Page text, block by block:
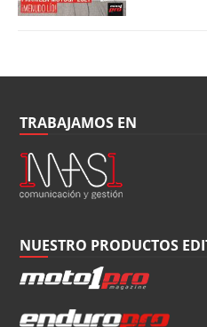
TRABAJAMOS EN
NUESTRO PRODUCTOS